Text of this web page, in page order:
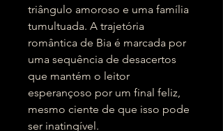
triângulo amoroso e uma família
tumultuada. A trajetória
romântica de Bia é marcada por
uma sequência de desacertos
que mantém o leitor
esperançoso por um final feliz,
mesmo ciente de que isso pode
ser inatingível.